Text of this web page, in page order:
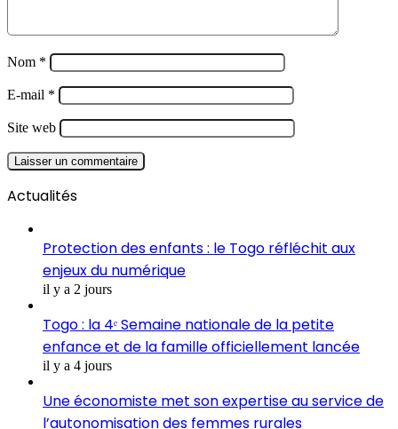
Nom *
E-mail *
Site web
Actualités
Protection des enfants : le Togo réfléchit aux
enjeux du numérique
il y a 2 jours
Togo : la 4ᵉ Semaine nationale de la petite
enfance et de la famille officiellement lancée
il y a 4 jours
Une économiste met son expertise au service de
l’autonomisation des femmes rurales